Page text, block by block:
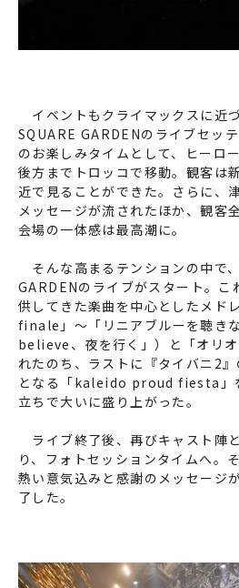
イベントもクライマックスに近
SQUARE GARDENのライブセッ
のお楽しみタイムとして、ヒーロ
後方までトロッコで移動。観客は
近で見ることができた。さらに、
メッセージが流されたほか、観客
会場の一体感は最高潮に。
そんな高まるテンションの中で
GARDENのライブがスタート。こ
供してきた楽曲を中心としたメ
finale」～「リニアブルーを聴き
believe、夜を行く」）と「オリ
れたのち、ラストに『タイバニ2
となる「kaleido proud fiesta」
立ちで大いに盛り上がった。
ライブ終了後、再びキャスト陣
り、フォトセッションタイムへ。
熱い意気込みと感謝のメッセージ
了した。